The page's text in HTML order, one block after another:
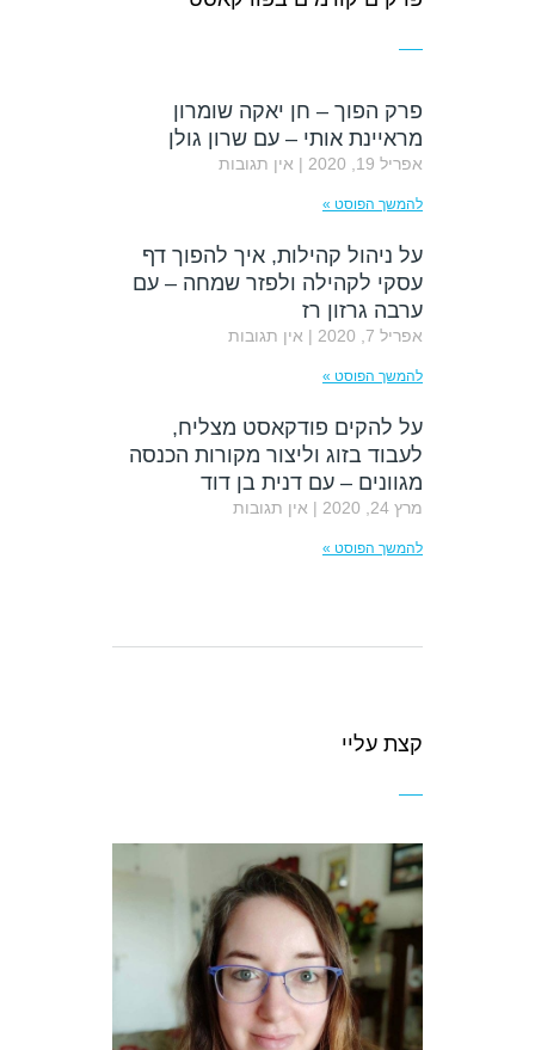
פרק הפוך – חן יאקה שומרון
מראיינת אותי – עם שרון גולן
אפריל 19, 2020 אין תגובות
להמשך הפוסט »
על ניהול קהילות, איך להפוך דף
עסקי לקהילה ולפזר שמחה – עם
ערבה גרזון רז
אפריל 7, 2020 אין תגובות
להמשך הפוסט »
על להקים פודקאסט מצליח,
לעבוד בזוג וליצור מקורות הכנסה
מגוונים – עם דנית בן דוד
מרץ 24, 2020 אין תגובות
להמשך הפוסט »
קצת עליי